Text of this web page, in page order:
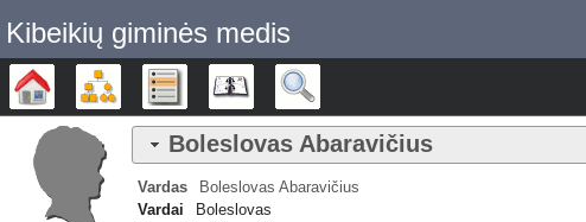
Kibeikių giminės medis
Šeimos medisDiagramos Sąrašai Kalendorius
Boleslovas Abaravičius
Vardas Boleslovas Abaravičius
Vardai
Boleslovas